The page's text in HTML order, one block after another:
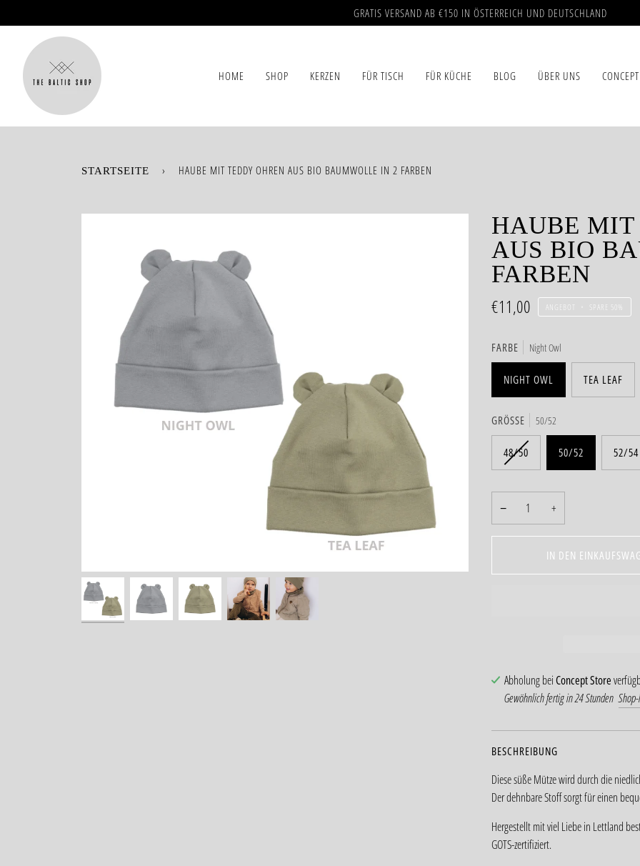
zum
GRATIS VERSAND AB €150 IN ÖSTERREICH UND DEUTSCHLAND
HOME SHOP KERZEN FÜR TISCH FÜR KÜCHE BLOG ÜBER UNS
STARTSEITE › HAUBE MIT TEDDY OHREN AUS BIO BAUMWOLLE IN 2 FARBEN
HAUBE MIT
AUS BIO
FARBEN
€11,00 ANGEBOT SPARE 50%
FARBE Night Owl
NIGHT OWL TEA LEAF
GRÖSSE 50/52
48/50 50/52 52/54
− +
IN DEN
Abholung beiConcept Store
Gewöhnlich fertig in 24 Stunden
BESCHREIBUNG
Diese süße Mütze wird durch die
Der dehnbare Stoff sorgt für einen
Hergestellt mit viel Liebe in Lettland
GOTS-zertifiziert.